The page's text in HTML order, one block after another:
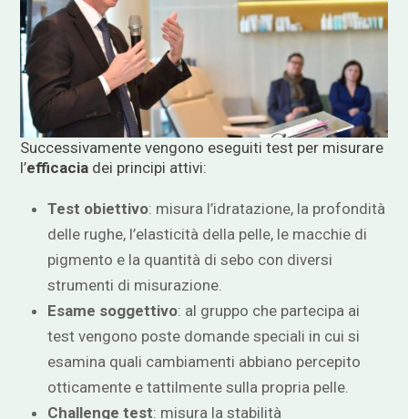
Successivamente vengono eseguiti test per misurare
l’efficacia dei principi attivi:
Test obiettivo: misura l’idratazione, la profondità
delle rughe, l’elasticità della pelle, le macchie di
pigmento e la quantità di sebo con diversi
strumenti di misurazione.
Esame soggettivo: al gruppo che partecipa ai
test vengono poste domande speciali in cui si
esamina quali cambiamenti abbiano percepito
otticamente e tattilmente sulla propria pelle.
Challenge test: misura la stabilità